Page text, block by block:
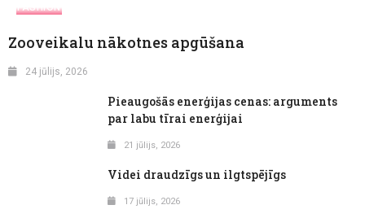
FASHION
Zooveikalu nākotnes apgūšana
24 jūlijs, 2026
Pieaugošās enerģijas cenas: arguments
par labu tīrai enerģijai
21 jūlijs, 2026
Videi draudzīgs un ilgtspējīgs
17 jūlijs, 2026